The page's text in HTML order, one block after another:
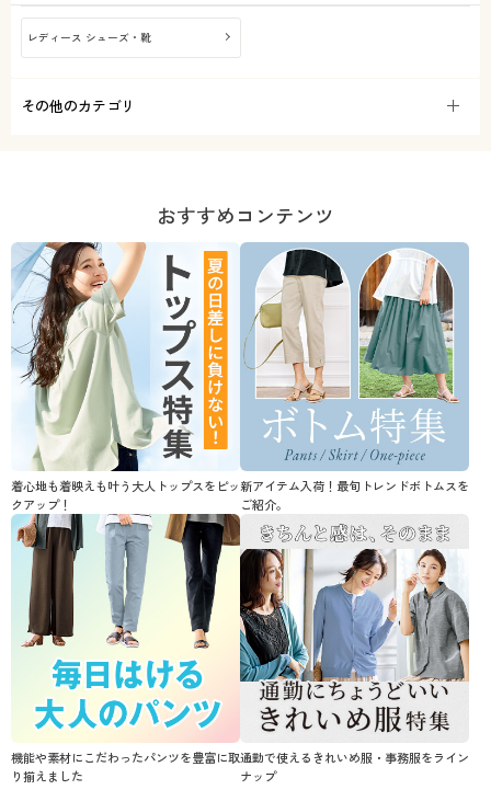
レディース シューズ・靴
その他のカテゴリ
おすすめコンテンツ
着心地も着映えも叶う大人トップスをピッ
クアップ！
新アイテム入荷！最旬トレンドボトムスを
ご紹介。
機能や素材にこだわったパンツを豊富に取
り揃えました
通勤で使えるきれいめ服・事務服をライン
ナップ